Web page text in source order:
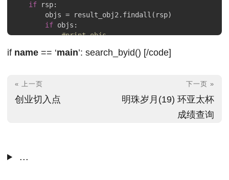
if rsp:
        objs = result_obj2.findall(rsp)
if objs:
#print objs
                table2.write(row,col,obj.decode(
            row +=
== 0:
                time.sleep(
)
if name == ‘main’: search_byid() [/code]
« 上一页
创业切入点
下一页 »
明珠岁月(19) 环亚太杯
成绩查询
...